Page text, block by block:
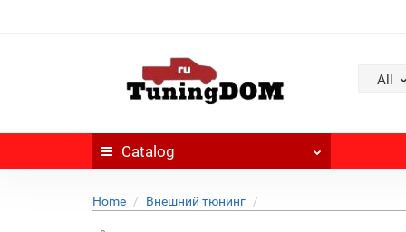
All
Catalog
Home Внешний тюнинг